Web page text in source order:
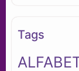
Tags